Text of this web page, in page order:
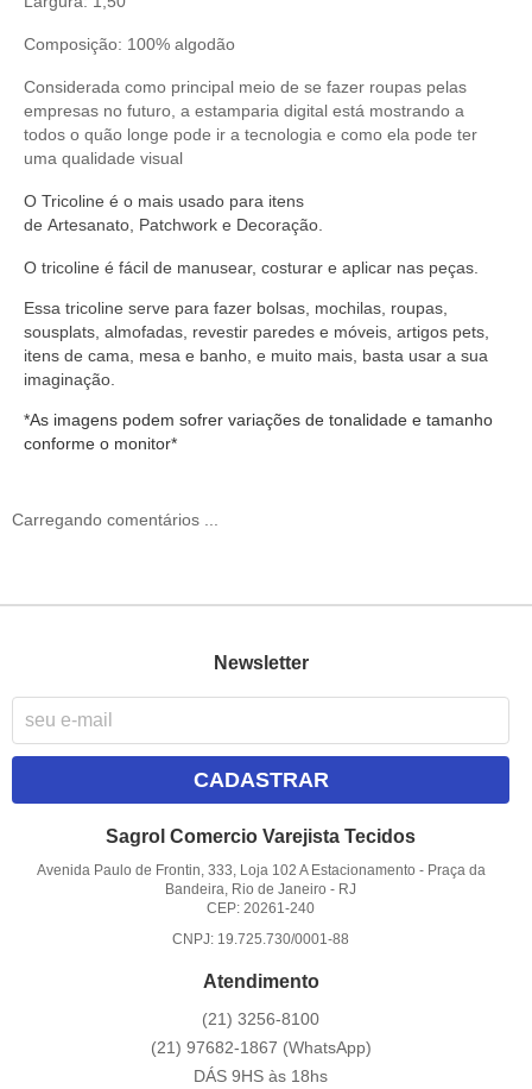
Composição: 100% algodão
Considerada como principal meio de se fazer roupas pelas
empresas no futuro, a estamparia digital está mostrando a
todos o quão longe pode ir a tecnologia e como ela pode ter
uma qualidade visual
O Tricoline é o mais usado para itens
de Artesanato Patchwork e Decoração
O tricoline é fácil de manusear, costurar e aplicar nas peças.
Essa tricoline serve para fazer bolsas, mochilas, roupas,
sousplats, almofadas, revestir paredes e móveis, artigos pets,
itens de cama, mesa e banho, e muito mais, basta usar a sua
imaginação.
*As imagens podem sofrer variações de tonalidade e tamanho
conforme o monitor*
Carregando comentários ...
Newsletter
CADASTRAR
Sagrol Comercio Varejista Tecidos
Avenida Paulo de Frontin, 333, Loja 102 A Estacionamento - Praça da
Bandeira, Rio de Janeiro - RJ
CEP: 20261-240
CNPJ: 19.725.730/0001-88
Atendimento
(21) 3256-8100
(21) 97682-1867 (WhatsApp)
DÁS 9HS às 18hs